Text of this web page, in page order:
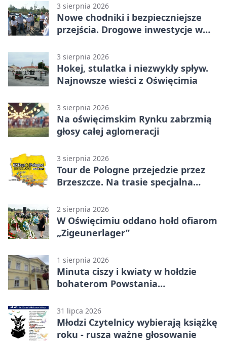
3 sierpnia 2026
Nowe chodniki i bezpieczniejsze
przejścia. Drogowe inwestycje w
3 sierpnia 2026
Hokej, stulatka i niezwykły spływ.
Najnowsze wieści z Oświęcimia
3 sierpnia 2026
Na oświęcimskim Rynku zabrzmią
głosy całej aglomeracji
3 sierpnia 2026
Tour de Pologne przejedzie przez
Brzeszcze. Na trasie specjalna
2 sierpnia 2026
W Oświęcimiu oddano hołd ofiarom
„Zigeunerlager”
1 sierpnia 2026
Minuta ciszy i kwiaty w hołdzie
bohaterom Powstania
31 lipca 2026
Młodzi Czytelnicy wybierają książkę
roku - rusza ważne głosowanie